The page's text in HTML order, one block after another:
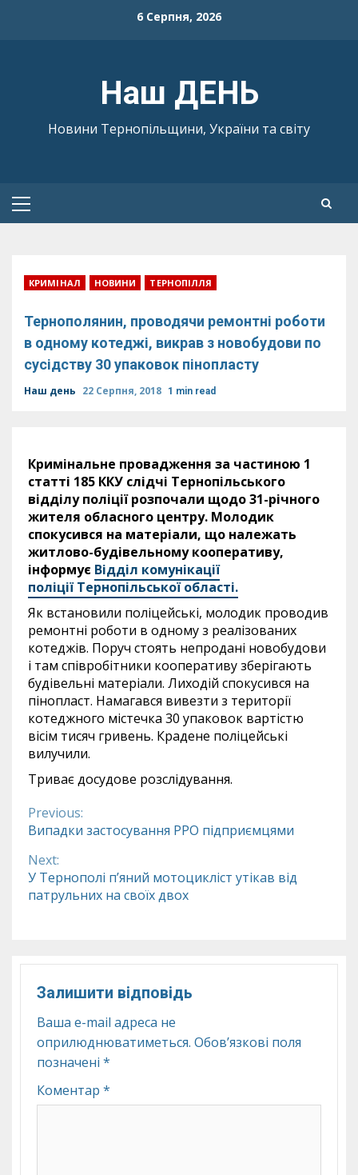
6 Серпня, 2026
Наш ДЕНЬ
Новини Тернопільщини, України та світу
Primary
КРИМІНАЛ НОВИНИ ТЕРНОПІЛЛЯ
Тернополянин, проводячи ремонтні роботи
в одному котеджі, викрав з новобудови по
сусідству 30 упаковок пінопласту
Наш день 22 Серпня, 2018 1 min read
Кримінальне провадження за частиною 1
статті 185 ККУ слідчі Тернопільського
відділу поліції розпочали щодо 31-річного
жителя обласного центру. Молодик
спокусився на матеріали, що належать
житлово-будівельному кооперативу,
інформує Відділ комунікації
поліції Тернопільської області.
Як встановили поліцейські, молодик проводив
ремонтні роботи в одному з реалізованих
котеджів. Поруч стоять непродані новобудови
і там співробітники кооперативу зберігають
будівельні матеріали. Лиходій спокусився на
пінопласт. Намагався вивезти з території
котеджного містечка 30 упаковок вартістю
вісім тисяч гривень. Крадене поліцейські
вилучили.
Триває досудове розслідування.
Continue
Reading
Previous:
Випадки застосування РРО підприємцями
Next:
У Тернополі п’яний мотоцикліст утікав від
патрульних на своїх двох
Залишити відповідь
Ваша e-mail адреса не
оприлюднюватиметься. Обов’язкові поля
позначені *
Коментар *